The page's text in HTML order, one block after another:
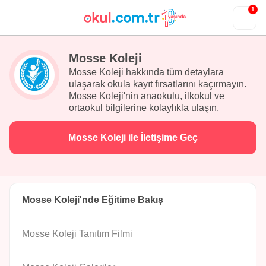
1
Mosse Koleji
Mosse Koleji hakkında tüm detaylara
ulaşarak okula kayıt fırsatlarını kaçırmayın.
Mosse Koleji'nin anaokulu, ilkokul ve
ortaokul bilgilerine kolaylıkla ulaşın.
Mosse Koleji ile İletişime Geç
Mosse Koleji'nde Eğitime Bakış
Mosse Koleji Tanıtım Filmi